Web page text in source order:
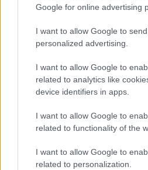
Google for online advertising
I want to allow Google to
personalized advertising.
I want to allow Google to
related to analytics like
device identifiers in apps.
I want to allow Google to
related to functionality of the
I want to allow Google to
related to personalization.
Ajánlott bejegyzések:
magyar box
usa box office: